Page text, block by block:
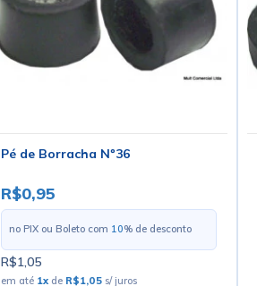
Pé de Borracha Nº36
R$0,95
no PIX ou Boleto com 10% de desconto
R$1,05
em até 1xde R$1,05s/ juros